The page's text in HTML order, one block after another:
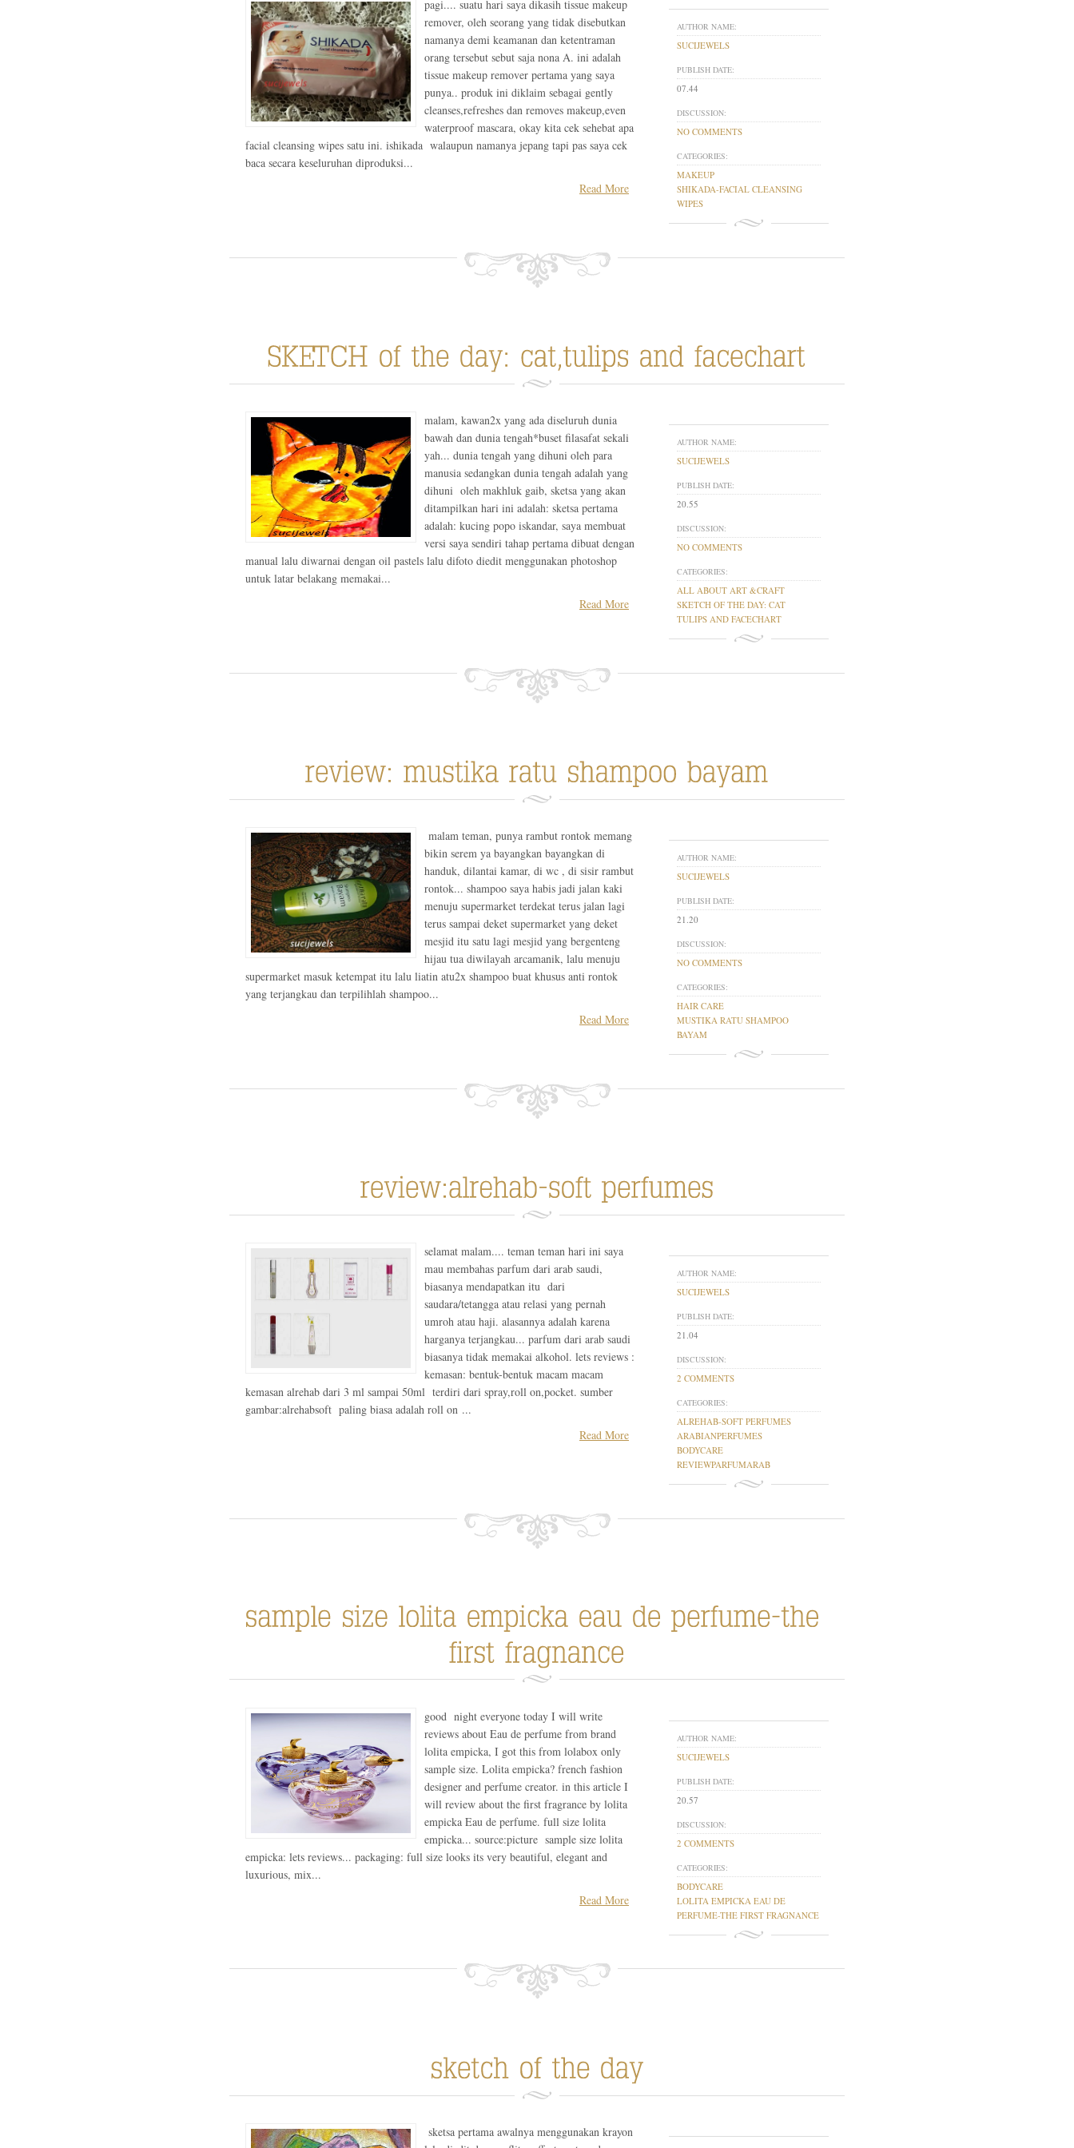
pagi.... suatu hari saya dikasih tissue makeup
remover, oleh seorang yang tidak disebutkan
namanya demi keamanan dan ketentraman
orang tersebut sebut saja nona A. ini adalah
tissue makeup remover pertama yang saya
punya.. produk ini diklaim sebagai gently
cleanses,refreshes dan removes makeup,even
waterproof mascara, okay kita cek sehebat apa
facial cleansing wipes satu ini. ishikada walaupun namanya jepang tapi pas saya cek
baca secara keseluruhan diproduksi...
Read More
AUTHOR NAME:
SUCIJEWELS
PUBLISH DATE:
07.44
DISCUSSION:
NO COMMENTS
CATEGORIES:
MAKEUP
SHIKADA-FACIAL CLEANSING
WIPES
malam, kawan2x yang ada diseluruh dunia
bawah dan dunia tengah*buset filasafat sekali
yah... dunia tengah yang dihuni oleh para
manusia sedangkan dunia tengah adalah yang
dihuni oleh makhluk gaib, sketsa yang akan
ditampilkan hari ini adalah: sketsa pertama
adalah: kucing popo iskandar, saya membuat
versi saya sendiri tahap pertama dibuat dengan
manual lalu diwarnai dengan oil pastels lalu difoto diedit menggunakan photoshop
untuk latar belakang memakai...
Read More
AUTHOR NAME:
SUCIJEWELS
PUBLISH DATE:
20.55
DISCUSSION:
NO COMMENTS
CATEGORIES:
ALL ABOUT ART &CRAFT
SKETCH OF THE DAY: CAT
TULIPS AND FACECHART
malam teman, punya rambut rontok memang
bikin serem ya bayangkan bayangkan di
handuk, dilantai kamar, di wc , di sisir rambut
rontok... shampoo saya habis jadi jalan kaki
menuju supermarket terdekat terus jalan lagi
terus sampai deket supermarket yang deket
mesjid itu satu lagi mesjid yang bergenteng
hijau tua diwilayah arcamanik, lalu menuju
supermarket masuk ketempat itu lalu liatin atu2x shampoo buat khusus anti rontok
yang terjangkau dan terpilihlah shampoo...
Read More
AUTHOR NAME:
SUCIJEWELS
PUBLISH DATE:
21.20
DISCUSSION:
NO COMMENTS
CATEGORIES:
HAIR CARE
MUSTIKA RATU SHAMPOO
BAYAM
selamat malam.... teman teman hari ini saya
mau membahas parfum dari arab saudi,
biasanya mendapatkan itu dari
saudara/tetangga atau relasi yang pernah
umroh atau haji. alasannya adalah karena
harganya terjangkau... parfum dari arab saudi
biasanya tidak memakai alkohol. lets reviews :
kemasan: bentuk-bentuk macam macam
kemasan alrehab dari 3 ml sampai 50ml terdiri dari spray,roll on,pocket. sumber
gambar:alrehabsoft paling biasa adalah roll on ...
Read More
AUTHOR NAME:
SUCIJEWELS
PUBLISH DATE:
21.04
DISCUSSION:
2 COMMENTS
CATEGORIES:
ALREHAB-SOFT PERFUMES
ARABIANPERFUMES
BODYCARE
REVIEWPARFUMARAB
good night everyone today I will write
reviews about Eau de perfume from brand
lolita empicka, I got this from lolabox only
sample size. Lolita empicka? french fashion
designer and perfume creator. in this article I
will review about the first fragrance by lolita
empicka Eau de perfume. full size lolita
empicka... source:picture sample size lolita
empicka: lets reviews... packaging: full size looks its very beautiful, elegant and
luxurious, mix...
Read More
AUTHOR NAME:
SUCIJEWELS
PUBLISH DATE:
20.57
DISCUSSION:
2 COMMENTS
CATEGORIES:
BODYCARE
LOLITA EMPICKA EAU DE
PERFUME-THE FIRST FRAGNANCE
sketsa pertama awalnya menggunakan krayon